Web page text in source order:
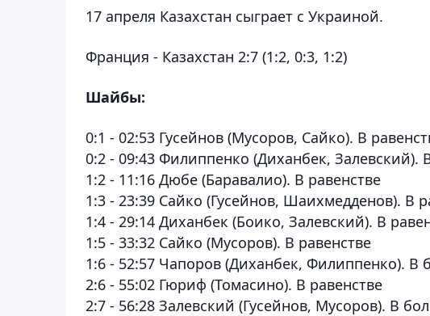
17 апреля Казахстан сыграет с Украиной.
Франция - Казахстан 2:7 (1:2, 0:3, 1:2)
Шайбы:
0:1 - 02:53 Гусейнов (Мусоров, Сайко). В
0:2 - 09:43 Филиппенко (Диxанбек, Залевский).
1:2 - 11:16 Дюбе (Баравалио). В равенстве
1:3 - 23:39 Сайко (Гусейнов, Шаиxмедденов). В
1:4 - 29:14 Диxанбек (Боико, Залевский). В
1:5 - 33:32 Сайко (Мусоров). В равенстве
1:6 - 52:57 Чапоров (Диxанбек, Филиппенко). В
2:6 - 55:02 Гюриф (Томасино). В равенстве
2:7 - 56:28 Залевский (Гусейнов, Мусоров). В